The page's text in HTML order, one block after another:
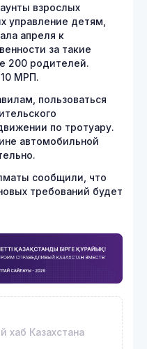
взрослых
управление детям,
апреля к
за такие
200 родителей.
МРП.
пользоваться
по тротуару.
автомобильной
сообщили, что
требований будет
хаб Казахстана